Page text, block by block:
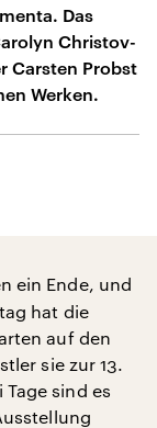
Das
Christov-
Carsten Probst
Werken.
ein Ende, und
hat die
auf den
sie zur 13.
sind es